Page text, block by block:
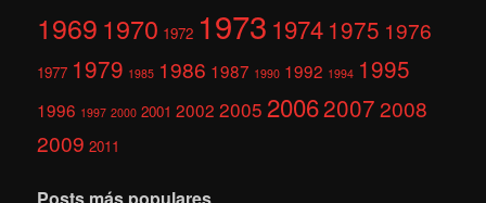
1969 1970 1972 1973 1974 1975 1976
1977 1979 1985 1986 1987 1990 1992 1994 1995
1996 1997 2000 2001 2002 2005 200620072008
2009 2011